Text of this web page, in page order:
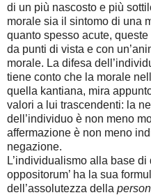
di un più nascosto e più
morale sia il sintomo di una
quanto spesso acute,
da punti di vista e con
morale. La difesa
tiene conto che la morale
quella kantiana, mira
valori a lui trascendenti: la
dell’individuo è non meno
affermazione è non meno
negazione.
L’individualismo alla base di
oppositorum’ ha la sua
dell’assolutezza della